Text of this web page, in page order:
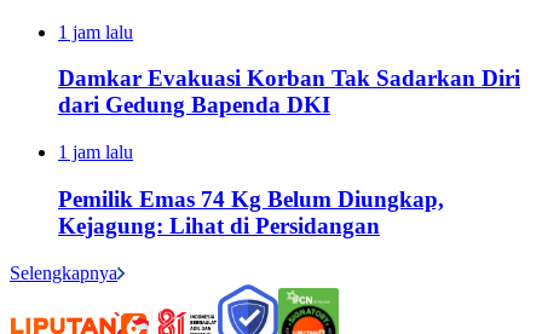
1 jam lalu
Damkar Evakuasi Korban Tak Sadarkan Diri
dari Gedung Bapenda DKI
1 jam lalu
Pemilik Emas 74 Kg Belum Diungkap,
Kejagung: Lihat di Persidangan
Selengkapnya